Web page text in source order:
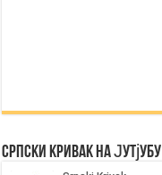
Српски Кривак на Јутјубу